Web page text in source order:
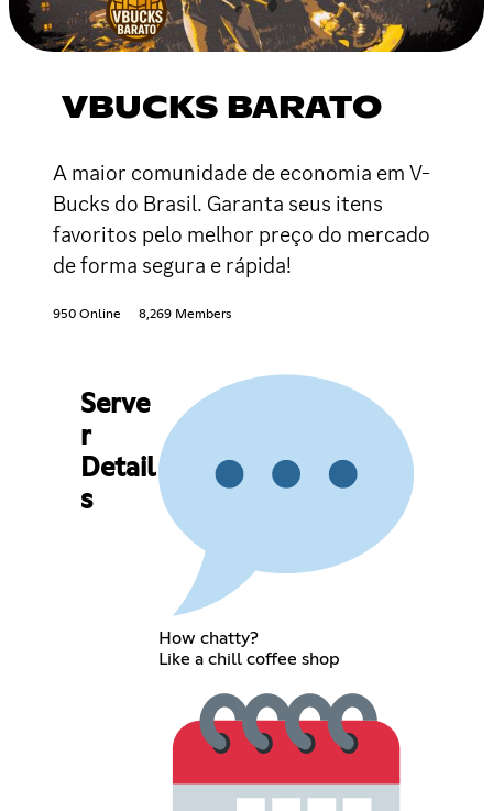
VBUCKS BARATO
A maior comunidade de economia em V-
Bucks do Brasil. Garanta seus itens
favoritos pelo melhor preço do mercado
de forma segura e rápida!
950 Online 8,269 Members
Serve
r
Detail
s
How chatty?
Like a chill coffee shop